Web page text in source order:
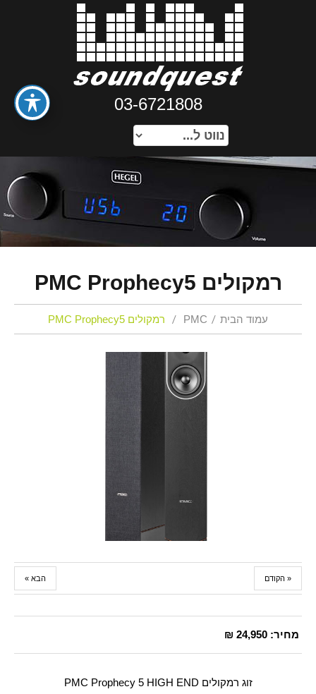
03-6721808
רמקולים PMC Prophecy5
עמוד הבית PMC רמקולים PMC Prophecy5
« הקודם הבא »
מחיר:24,950 ₪
זוג רמקולים PMC Prophecy 5 HIGH END